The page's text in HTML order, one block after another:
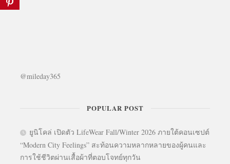
@mileday365
POPULAR POST
ยูนิโคล่ เปิดตัว LifeWear Fall/Winter 2026 ภายใต้คอนเซปต์
“Modern City Feelings” สะท้อนความหลากหลายของผู้คนและ
การใช้ชีวิตผ่านเสื้อผ้าที่ตอบโจทย์ทุกวัน